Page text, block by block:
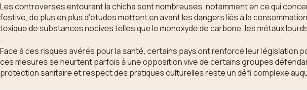
Les controverses entourant la chicha sont nombreuses, notamment en ce qui
festive, de plus en plus d’études mettent en avant les dangers liés à la
toxique de substances nocives telles que le monoxyde de carbone, les métaux
Face à ces risques avérés pour la santé, certains pays ont renforcé leur législation
ces mesures se heurtent parfois à une opposition vive de certains groupes
protection sanitaire et respect des pratiques culturelles reste un défi complexe